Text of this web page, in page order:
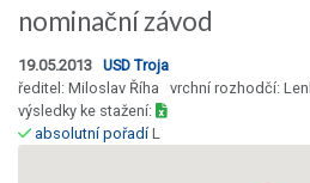
nominační závod
19.05.2013 USD Troja
ředitel: Miloslav Říha vrchní rozhodčí:
výsledky ke stažení:
absolutní pořadíL